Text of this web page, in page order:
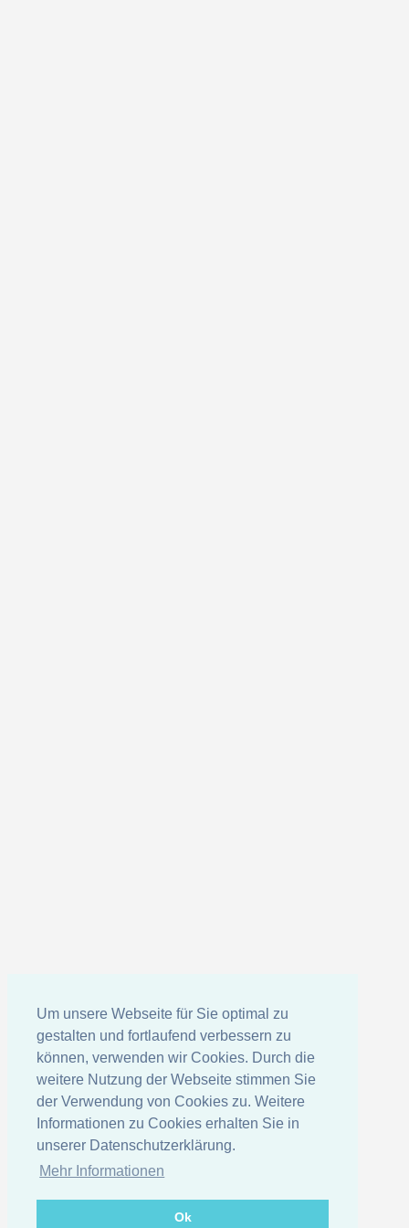
Um unsere Webseite für Sie optimal zu
gestalten und fortlaufend verbessern zu
können, verwenden wir Cookies. Durch die
weitere Nutzung der Webseite stimmen Sie
der Verwendung von Cookies zu. Weitere
Informationen zu Cookies erhalten Sie in
unserer Datenschutzerklärung.
Mehr Informationen
Ok